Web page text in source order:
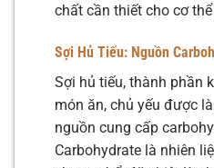
chất cần thiết cho cơ
Sợi Hủ Tiếu: Nguồn
Sợi hủ tiếu, thành phần
món ăn, chủ yếu được
nguồn cung cấp
Carbohydrate là nhiên